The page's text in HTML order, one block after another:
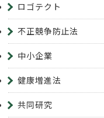
ロゴテクト
不正競争防止法
中小企業
健康増進法
共同研究